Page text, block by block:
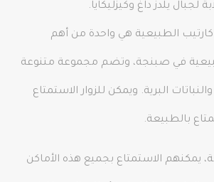
لجبال يلدز داغ وكيزليكايا.
كارتيب الطبيعية هي واحدة من أهم
في صبنجة، وتضم مجموعة متنوعة
البرية. ويمكن للزوار الاستمتاع
بالطبيعة.
يمكنهم الاستمتاع بجميع هذه الأماكن